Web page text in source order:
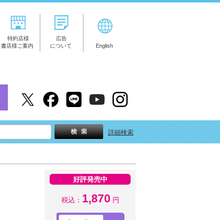
特約店様
書店様ご案内
広告
について
English
詳細検索
好評発売中
税込： 1,870 円